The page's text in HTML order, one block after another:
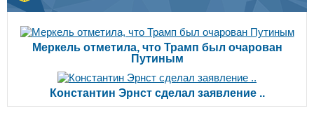
Меркель отметила, что Трамп был очарован
Путиным
Константин Эрнст сделал заявление ..